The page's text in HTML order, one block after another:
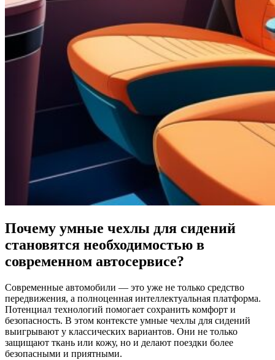
Почему умные чехлы для сидений
становятся необходимостью в
современном автосервисе?
Современные автомобили — это уже не только средство
передвижения, а полноценная интеллектуальная платформа.
Потенциал технологий помогает сохранить комфорт и
безопасность. В этом контексте умные чехлы для сидений
выигрывают у классических вариантов. Они не только
защищают ткань или кожу, но и делают поездки более
безопасными и приятными.